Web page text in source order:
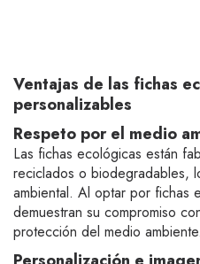
Ventajas de las fichas
personalizables
Respeto por el medio
Las fichas ecológicas están
reciclados o biodegradables,
ambiental. Al optar por fichas
demuestran su compromiso
protección del medio ambiente.